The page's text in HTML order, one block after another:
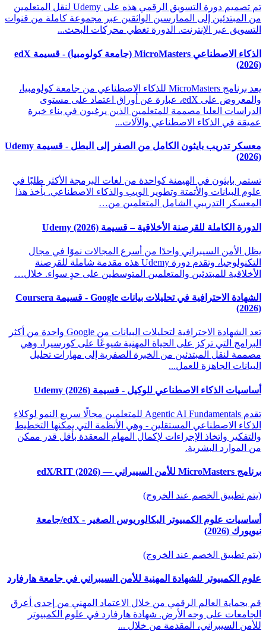
تم تصميم دورة التسويق الرقمي هذه على Udemy لنقل المتعلمين
من المبتدئين إلى الممارسين الواثقين عبر مجموعة كاملة من قنوات
التسويق عبر الإنترنت. الدورة تغطي محركات البحث...
الذكاء الاصطناعي MicroMasters (جامعة كولومبيا) - قسيمة edX
(2026)
يعد برنامج MicroMasters للذكاء الاصطناعي من جامعة كولومبيا،
والمعروض على edX، عبارة عن أوراق اعتماد على مستوى
الدراسات العليا مصممة للمتعلمين الذين يرغبون في بناء خبرة
عميقة في الذكاء الاصطناعي والآلات...
معسكر تدريب بايثون الكامل من الصفر إلى البطل - قسيمة Udemy
(2026)
تستمر بايثون في الهيمنة كواحدة من لغات البرمجة الأكثر طلبًا في
علوم البيانات والأتمتة وتطوير الويب والذكاء الاصطناعي. يأخذ هذا
المعسكر التدريبي الشامل المتعلمين من…
الدورة الكاملة للقرصنة الأخلاقية – قسيمة Udemy (2026)
يظل الأمن السيبراني واحدًا من أسرع المجالات نموًا في مجال
التكنولوجيا، وتقدم دورة Udemy هذه مقدمة شاملة للقرصنة
الأخلاقية للمبتدئين والمتعلمين المتوسطين على حدٍ سواء. خلال…
الشهادة الاحترافية في تحليلات بيانات Google - قسيمة Coursera
(2026)
تعد الشهادة الاحترافية لتحليلات البيانات من Google واحدة من أكثر
البرامج التي تركز على الحياة المهنية شيوعًا على كورسيرا، وهي
مصممة لنقل المبتدئين من الخبرة الصفرية إلى مهارات تحليل
البيانات الجاهزة للعمل...
أساسيات الذكاء الاصطناعي للوكيل - قسيمة Udemy (2026)
تقدم Agentic AI Fundamentals للمتعلمين مجالًا سريع النمو لوكلاء
الذكاء الاصطناعي المستقلين - وهي الأنظمة التي يمكنها التخطيط
والتفكير واتخاذ الإجراءات لإكمال المهام المعقدة بأقل قدر ممكن
من الموارد البشرية.
برنامج MicroMasters للأمن السيبراني — edX/RIT (2026)
(يتم تطبيق الخصم عند الخروج)
أساسيات علوم الكمبيوتر البكالوريوس الصغير - edX/جامعة
نيويورك (2026)
(يتم تطبيق الخصم عند الخروج)
علوم الكمبيوتر للشهادة المهنية للأمن السيبراني في جامعة هارفارد
قم بحماية العالم الرقمي من خلال الاعتماد المهني من إحدى أعرق
الجامعات على وجه الأرض. شهادة هارفارد في علوم الكمبيوتر
للأمن السيبراني، المقدمة من خلال ...